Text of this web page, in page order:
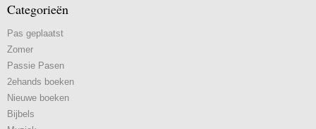
Categorieën
Pas geplaatst
Zomer
Passie Pasen
2ehands boeken
Nieuwe boeken
Bijbels